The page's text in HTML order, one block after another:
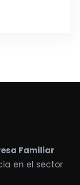
Familiar
en el sector